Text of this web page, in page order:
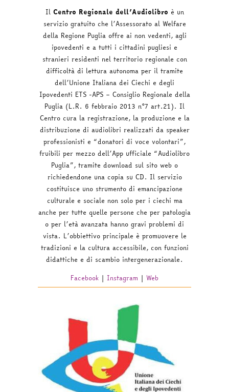
Il Centro Regionale dell’Audiolibro è un
servizio gratuito che l’Assessorato al Welfare
della Regione Puglia offre ai non vedenti, agli
ipovedenti e a tutti i cittadini pugliesi e
stranieri residenti nel territorio regionale con
difficoltà di lettura autonoma per il tramite
dell’Unione Italiana dei Ciechi e degli
Ipovedenti ETS -APS – Consiglio Regionale della
Puglia (L.R. 6 febbraio 2013 n°7 art.21). Il
Centro cura la registrazione, la produzione e la
distribuzione di audiolibri realizzati da speaker
professionisti e “donatori di voce volontari”,
fruibili per mezzo dell’App ufficiale “Audiolibro
Puglia”, tramite download sul sito web o
richiedendone una copia su CD. Il servizio
costituisce uno strumento di emancipazione
culturale e sociale non solo per i ciechi ma
anche per tutte quelle persone che per patologia
o per l’età avanzata hanno gravi problemi di
vista. L’obbiettivo principale è promuovere le
tradizioni e la cultura accessibile, con funzioni
didattiche e di scambio intergenerazionale.
Facebook | Instagram | Web